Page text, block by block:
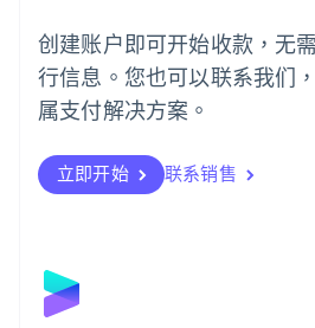
创建账户即可开始收款，无
行信息。您也可以联系我们
属支付解决方案。
立即开始 联系销售
葡萄牙
Português English
日本
日本語English
瑞典
瑞士
DeutschFrançais
English
斯洛文尼亚